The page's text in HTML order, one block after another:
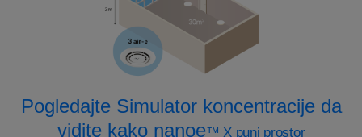
Pogledajte Simulator koncentracije da
vidite kako nanoe️™ X puni prostor